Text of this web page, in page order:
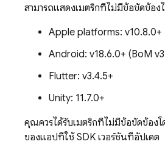
สามารถแสดงเมตริกที่ไม่มีข้อขัดข้อง
Apple platforms: v10.8.0+
Android: v18.6.0+ (BoM
Flutter: v3.4.5+
Unity: 11.7.0+
คุณควรได้รับเมตริกที่ไม่มีข้อขัดข้อง
ของแอปที่ใช้ SDK เวอร์ชันที่อัปเดต